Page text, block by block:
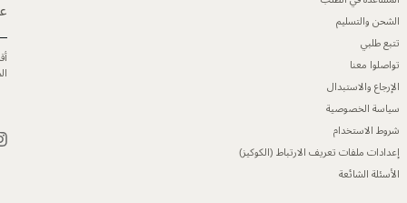
الشحن والتسليم
تتبع طلبي
تواصلوا معنا
الإرجاع والاستبدال
سياسة الخصوصية
شروط الاستخدام
إعدادات ملفات تعريف الارتباط (الكوكيز)
الأسئلة الشائعة